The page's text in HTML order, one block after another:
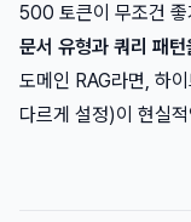
500 토큰이 무조건
문서 유형과 쿼리 패
도메인 RAG라면, 하
다르게 설정)이 현실